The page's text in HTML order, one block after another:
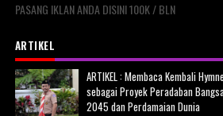
PASANG IKLAN ANDA DISINI 100K / BLN
ARTIKEL
ARTIKEL : Membaca Kembali
sebagai Proyek Peradaban
2045 dan Perdamaian Dunia